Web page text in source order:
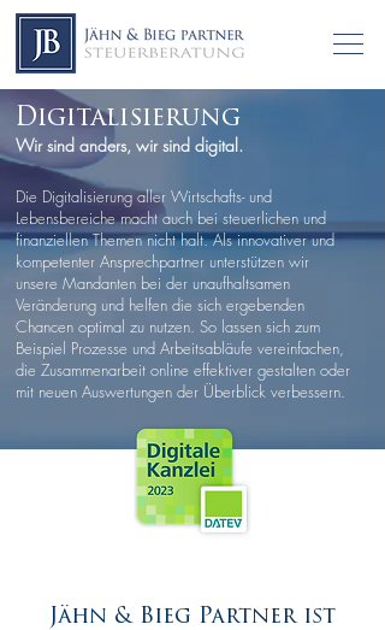
Digitalisierung
Wir sind anders, wir sind digital.
Die Digitalisierung aller Wirtschafts- und
Lebensbereiche macht auch bei steuerlichen und
finanziellen Themen nicht halt. Als innovativer und
kompetenter Ansprechpartner unterstützen wir
unsere Mandanten bei der unaufhaltsamen
Veränderung und helfen die sich ergebenden
Chancen optimal zu nutzen. So lassen sich zum
Beispiel Prozesse und Arbeitsabläufe vereinfachen,
die Zusammenarbeit online effektiver gestalten oder
mit neuen Auswertungen der Überblick verbessern.
Jähn & Bieg Partner ist